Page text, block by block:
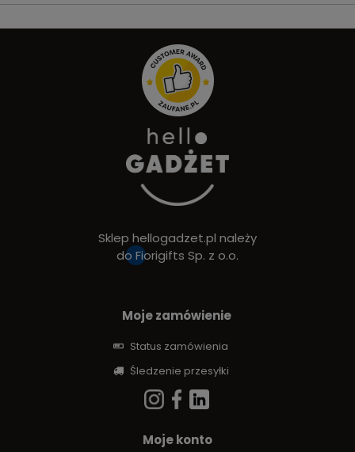
Sklep hellogadzet.pl należy
do Fiorigifts Sp. z o.o.
Moje zamówienie
Status zamówienia
Śledzenie przesyłki
Moje konto